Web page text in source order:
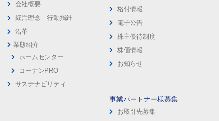
会社概要
経営理念・行動指針
沿革
業態紹介
ホームセンター
コーナンPRO
サステナビリティ
格付情報
電子公告
株主優待制度
株価情報
お知らせ
事業パートナー様募集
お取引先募集